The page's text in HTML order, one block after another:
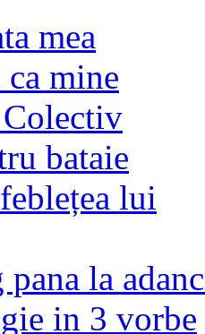
mea
mine
bataie
lui
pana la
in 3 vorbe